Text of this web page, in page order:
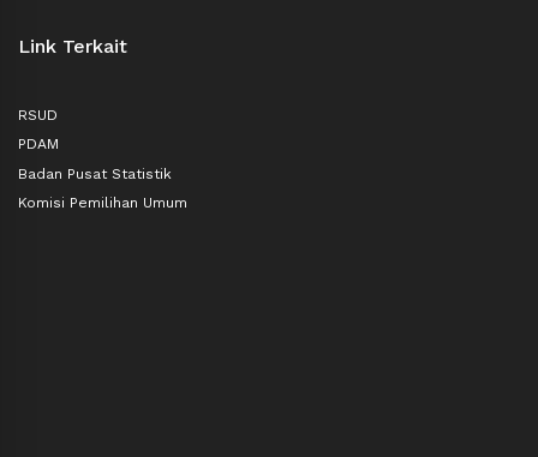
Link Terkait
RSUD
PDAM
Badan Pusat Statistik
Komisi Pemilihan Umum